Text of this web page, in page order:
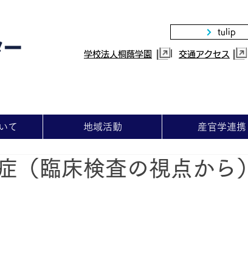
tulip
学校法人桐蔭学園 交通アクセス
て 地域活動 産官学連携
（臨床検査の視点から）